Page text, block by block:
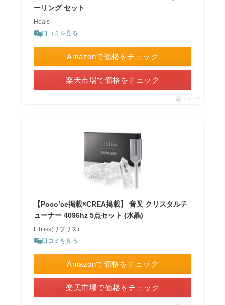
ーリング セット
Heals
口コミを見る
Amazonで価格をチェック
楽天市場で価格をチェック
ポチップ
【Poco’ce掲載×CREA掲載】 音叉 クリスタルチ
ューナー 4096hz 5点セット (水晶)
Libliss(リブリス)
口コミを見る
Amazonで価格をチェック
楽天市場で価格をチェック